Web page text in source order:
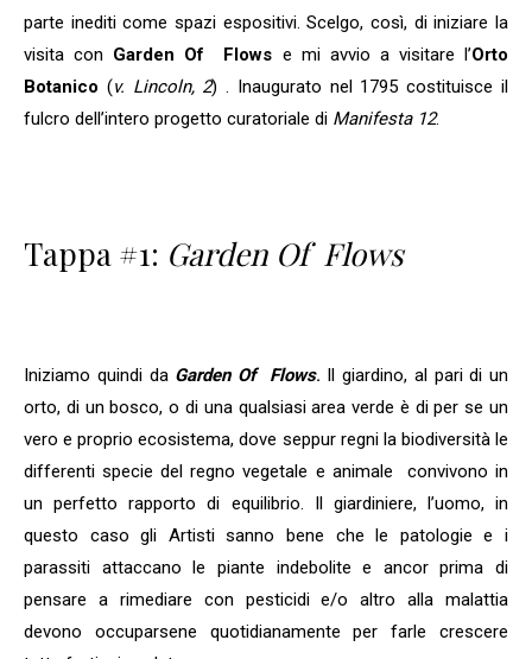
parte inediti come spazi espositivi. Scelgo, così, di iniziare la
visita con Garden Of Flows e mi avvio a visitare l’Orto
Botanico (v. Lincoln, 2) . Inaugurato nel 1795 costituisce il
fulcro dell’intero progetto curatoriale di Manifesta 12.
Tappa #1: Garden Of Flows
Iniziamo quindi da Garden Of Flows. Il giardino, al pari di un
orto, di un bosco, o di una qualsiasi area verde è di per se un
vero e proprio ecosistema, dove seppur regni la biodiversità le
differenti specie del regno vegetale e animale convivono in
un perfetto rapporto di equilibrio. Il giardiniere, l’uomo, in
questo caso gli Artisti sanno bene che le patologie e i
parassiti attaccano le piante indebolite e ancor prima di
pensare a rimediare con pesticidi e/o altro alla malattia
devono occuparsene quotidianamente per farle crescere